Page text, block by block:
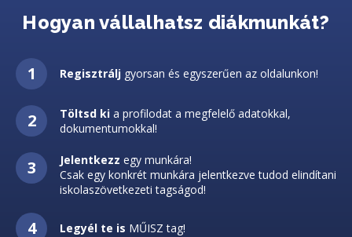
Hogyan vállalhatsz diákmunkát?
Regisztrálj gyorsan és egyszerűen az oldalunkon!
Töltsd ki a profilodat a megfelelő adatokkal,
dokumentumokkal!
Jelentkezz egy munkára!
Csak egy konkrét munkára jelentkezve tudod elindítani
iskolaszövetkezeti tagságod!
Legyél te is MŰISZ tag!